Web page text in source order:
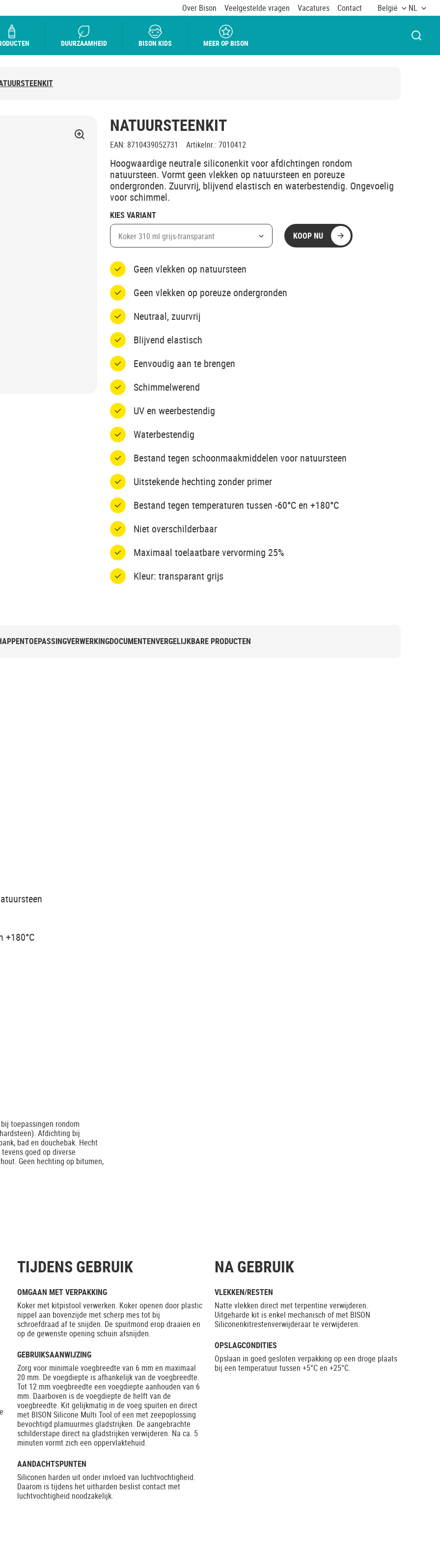
Over Bison Veelgestelde vragen Vacatures Contact België NL
DUURZAAMHEID BISON KIDS MEER OP BISON
NATUURSTEENKIT
EAN: 8710439052731 Artikelnr.: 7010412
Hoogwaardige neutrale siliconenkit voor afdichtingen rondom
natuursteen. Vormt geen vlekken op natuursteen en poreuze
ondergronden. Zuurvrij, blijvend elastisch en waterbestendig. Ongevoelig
voor schimmel.
KIES VARIANT
Koker 310 ml grijs-transparant
KOOP NU
Geen vlekken op natuursteen
Geen vlekken op poreuze ondergronden
Neutraal, zuurvrij
Blijvend elastisch
Eenvoudig aan te brengen
Schimmelwerend
UV en weerbestendig
Waterbestendig
Bestand tegen schoonmaakmiddelen voor natuursteen
Uitstekende hechting zonder primer
Bestand tegen temperaturen tussen -60°C en +180°C
Niet overschilderbaar
Maximaal toelaatbare vervorming 25%
Kleur: transparant grijs
TOEPASSINGVERWERKINGDOCUMENTENVERGELIJKBARE PRODUCTEN
+180°C
toepassingen rondom
Afdichting bij
bad en douchebak. Hecht
goed op diverse
Geen hechting op bitumen,
TIJDENS GEBRUIK
OMGAAN MET VERPAKKING
Koker met kitpistool verwerken. Koker openen door plastic
nippel aan bovenzijde met scherp mes tot bij
schroefdraad af te snijden. De spuitmond erop draaien en
op de gewenste opening schuin afsnijden.
GEBRUIKSAANWIJZING
Zorg voor minimale voegbreedte van 6 mm en maximaal
20 mm. De voegdiepte is afhankelijk van de voegbreedte.
Tot 12 mm voegbreedte een voegdiepte aanhouden van 6
mm. Daarboven is de voegdiepte de helft van de
voegbreedte. Kit gelijkmatig in de voeg spuiten en direct
met BISON Silicone Multi Tool of een met zeepoplossing
bevochtigd plamuurmes gladstrijken. De aangebrachte
schilderstape direct na gladstrijken verwijderen. Na ca. 5
minuten vormt zich een oppervlaktehuid.
AANDACHTSPUNTEN
Siliconen harden uit onder invloed van luchtvochtigheid.
Daarom is tijdens het uitharden beslist contact met
luchtvochtigheid noodzakelijk.
NA GEBRUIK
VLEKKEN/RESTEN
Natte vlekken direct met terpentine verwijderen.
Uitgeharde kit is enkel mechanisch of met BISON
Siliconenkitrestenverwijderaar te verwijderen.
OPSLAGCONDITIES
Opslaan in goed gesloten verpakking op een droge plaats
bij een temperatuur tussen +5°C en +25°C.